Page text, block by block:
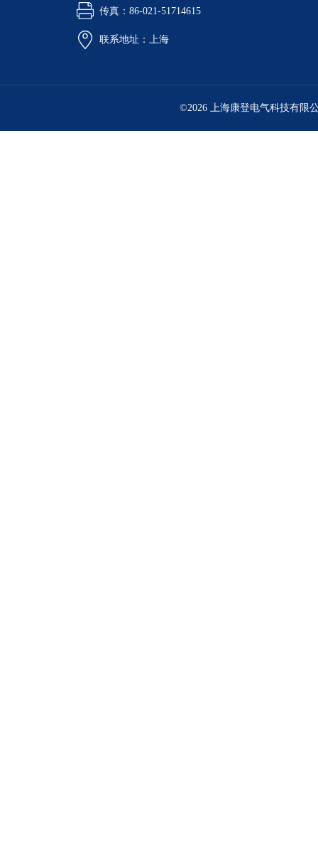
传真：86-021-51714615
联系地址：上海
©2026 上海康登电气科技有限